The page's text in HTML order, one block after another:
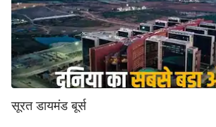
सूरत डायमंड बूर्स